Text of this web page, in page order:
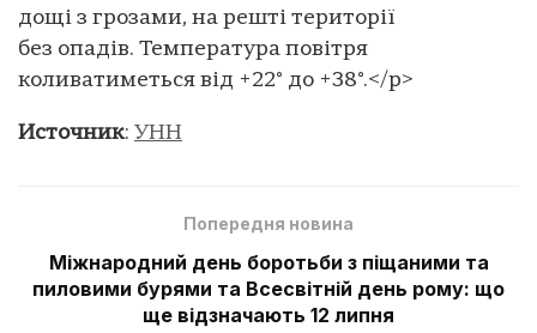
дощі з грозами, на решті території
без опадів. Температура повітря
коливатиметься від +22° до +38°.</p>
Источник: УНН
Попередня новина
Міжнародний день боротьби з піщаними та
пиловими бурями та Всесвітній день рому: що
ще відзначають 12 липня